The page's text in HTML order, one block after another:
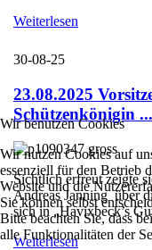
Weiterlesen
30-08-25
23.08.2025
Schützenkönigin ...
Sichtlich erfreut zeigte
Andreas Janning über
sich in „Havixbeck’s
Weiterlesen
Wir benutzen Cookies
Wir nutzen Cookies auf
essenziell für den Betrieb
Website und die
Sie können selbst
Bitte beachten Sie, dass
alle Funktionalitäten der